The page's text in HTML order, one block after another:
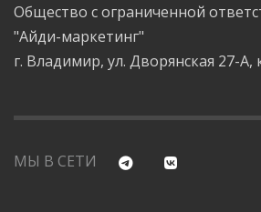
Общество с ограниченной
"Айди-маркетинг"
г. Владимир, ул. Дворянская 27-А,
МЫ В СЕТИ